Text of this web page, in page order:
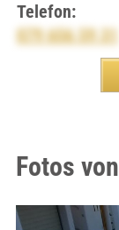
Telefon:
079 656 59 31
Fotos